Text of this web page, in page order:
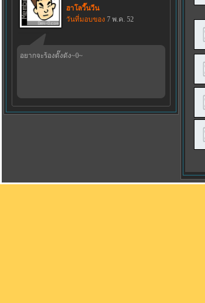
ฮาโลวี๊นวีน
วันที่มอบของ 7 พ.ค. 52
อยากจะร้องดั๊งดัง~0~